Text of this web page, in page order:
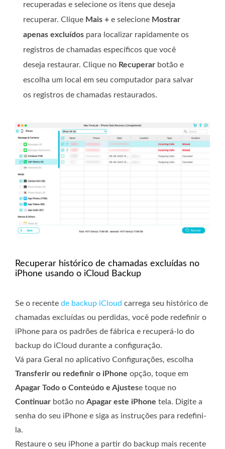
recuperadas e selecione os itens que deseja
recuperar. Clique Mais + e selecione Mostrar
apenas excluídos para localizar rapidamente os
registros de chamadas específicos que você
deseja restaurar. Clique no Recuperar botão e
escolha um local em seu computador para salvar
os registros de chamadas restaurados.
Recuperar histórico de chamadas excluídas no
iPhone usando o iCloud Backup
Se o recente de backup iCloud carrega seu histórico de
chamadas excluídas ou perdidas, você pode redefinir o
iPhone para os padrões de fábrica e recuperá-lo do
backup do iCloud durante a configuração.
Vá para Geral no aplicativo Configurações, escolha
Transferir ou redefinir o iPhone opção, toque em
Apagar Todo o Conteúdo e Ajustese toque no
Continuar botão no Apagar este iPhone tela. Digite a
senha do seu iPhone e siga as instruções para redefini-
la.
Restaure o seu iPhone a partir do backup mais recente